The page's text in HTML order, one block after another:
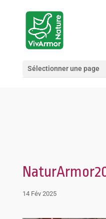
Sélectionner une page
14 Fév 2025